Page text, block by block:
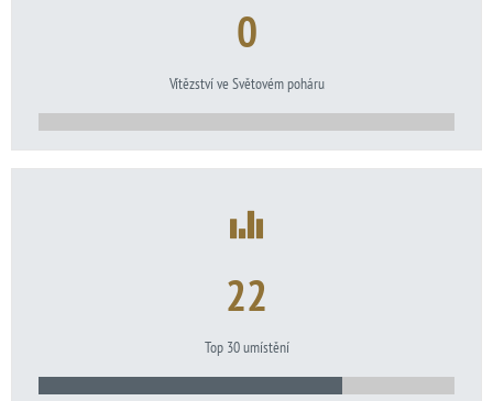
0
Vítězství ve Světovém poháru
22
Top 30 umístění